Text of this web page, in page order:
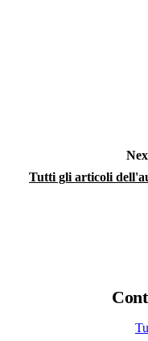
Tutti gli articoli